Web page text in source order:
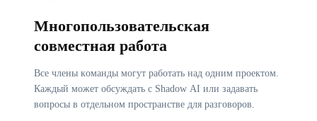
Многопользовательская
совместная работа
Все члены команды могут работать над одним проектом.
Каждый может обсуждать с Shadow AI или задавать
вопросы в отдельном пространстве для разговоров.